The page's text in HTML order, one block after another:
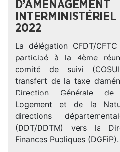
2022
La délégation CFDT/
participé à la 4ème
comité de suivi
transfert de la taxe
Direction Générale de
Logement et de la
directions
(DDT/DDTM) vers la
Finances Publiques (DGFiP).